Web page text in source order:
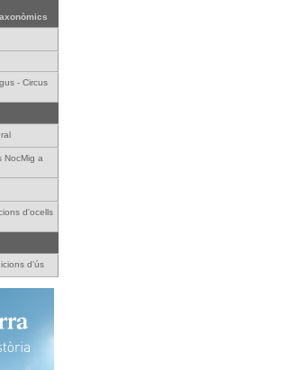
- Circus
NocMig a
d'ocells
d'ús